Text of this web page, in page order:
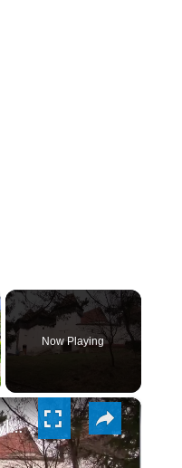
Now Playing
×
Romania - Transylvania